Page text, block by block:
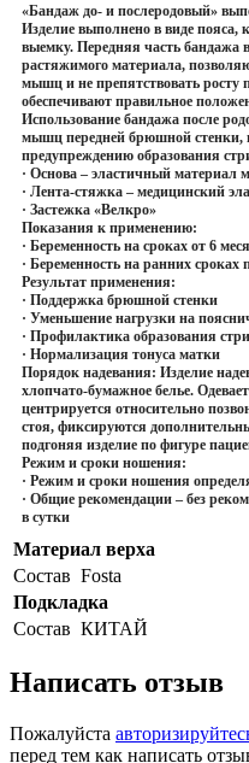
«Бандаж до- и послеродовый»
Изделие выполнено в виде
выемку. Передняя часть бандажа
растяжимого материала,
мышц и не препятствовать росту
обеспечивают правильное
Использование бандажа после
мышц передней брюшной стенки,
предупреждению образования
· Основа – эластичный материал
· Лента-стяжка – медицинский
· Застежка «Велкро»
Показания к применению:
· Беременность на сроках от 6
· Беременность на ранних сроках
Результат применения:
· Поддержка брюшной стенки
· Уменьшение нагрузки на
· Профилактика образования
· Нормализация тонуса матки
Порядок надевания: Изделие
хлопчато-бумажное белье.
центрируется относительно
стоя, фиксируются
подгоняя изделие по фигуре
Режим и сроки ношения:
· Режим и сроки ношения
· Общие рекомендации – без
в сутки
Материал верха
Состав Fosta
Подкладка
Состав КИТАЙ
Написать отзыв
Пожалуйста
перед тем как написать